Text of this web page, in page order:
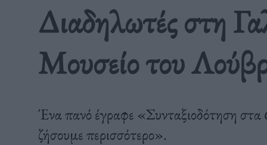
Διαδηλωτές στη
Μουσείο του
Ένα πανό έγραφε «Συνταξιοδότηση στα
ζήσουμε περισσότερο».